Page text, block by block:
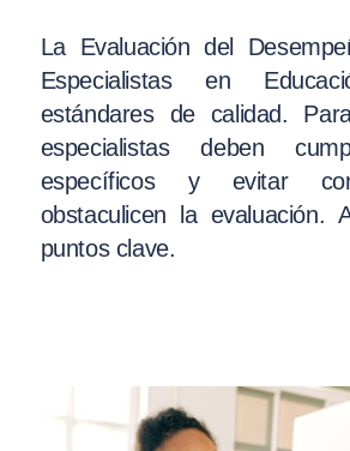
La Evaluación del
Especialistas en
estándares de calidad.
especialistas deben
específicos y evitar
obstaculicen la evaluación.
puntos clave.